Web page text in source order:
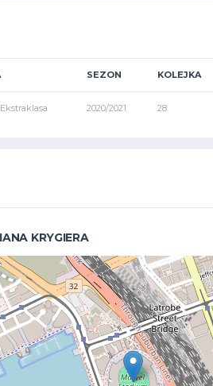
SEZON KOLEJKA
2020/2021 28
KRYGIERA